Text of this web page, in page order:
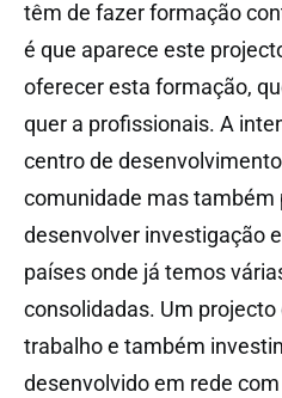
têm de fazer formação
é que aparece este
oferecer esta formação,
quer a profissionais. A
centro de
comunidade mas também
desenvolver investigação
países onde já temos
consolidadas. Um
trabalho e também
desenvolvido em rede com